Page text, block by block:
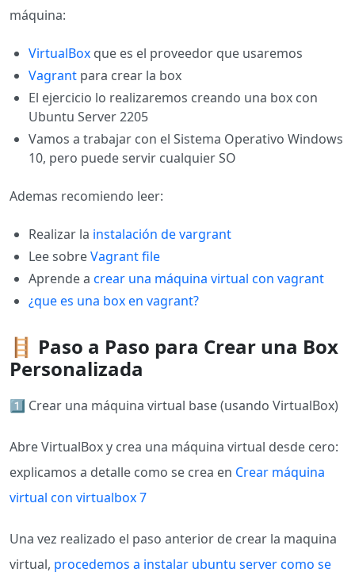
máquina:
VirtualBox que es el proveedor que usaremos
Vagrant para crear la box
El ejercicio lo realizaremos creando una box con
Ubuntu Server 2205
Vamos a trabajar con el Sistema Operativo Windows
10, pero puede servir cualquier SO
Ademas recomiendo leer:
Realizar la instalación de vargrant
Lee sobreVagrant file
Aprende a crear una máquina virtual con vagrant
¿que es una box en vagrant?
🪜 Paso a Paso para Crear una Box
Personalizada
1️⃣ Crear una máquina virtual base (usando VirtualBox)
Abre VirtualBox y crea una máquina virtual desde cero:
explicamos a detalle como se crea en Crear máquina
virtual con virtualbox 7
Una vez realizado el paso anterior de crear la maquina
virtual, procedemos a instalar ubuntu server como se